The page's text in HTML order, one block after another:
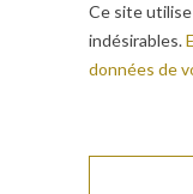
Ce site
indésirables.
données de